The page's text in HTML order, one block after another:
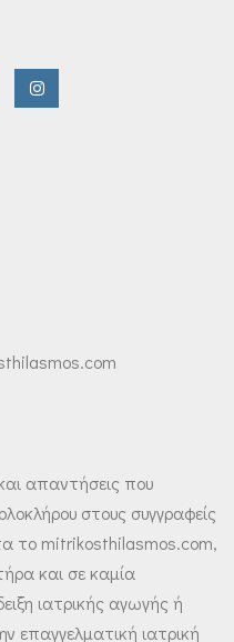
απαντήσεις που
στους συγγραφείς
το mitrikosthilasmos.com,
και σε καμία
ιατρικής αγωγής ή
επαγγελματική ιατρική